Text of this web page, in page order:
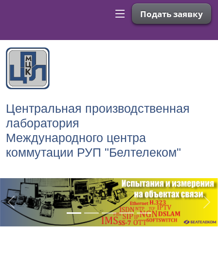
Подать заявку
Центральная производственная
лаборатория
Международного центра
коммутации РУП "Белтелеком"
Previous